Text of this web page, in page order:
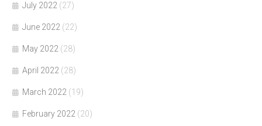
July 2022 (27)
June 2022 (22)
May 2022 (28)
April 2022 (28)
March 2022 (19)
February 2022 (20)